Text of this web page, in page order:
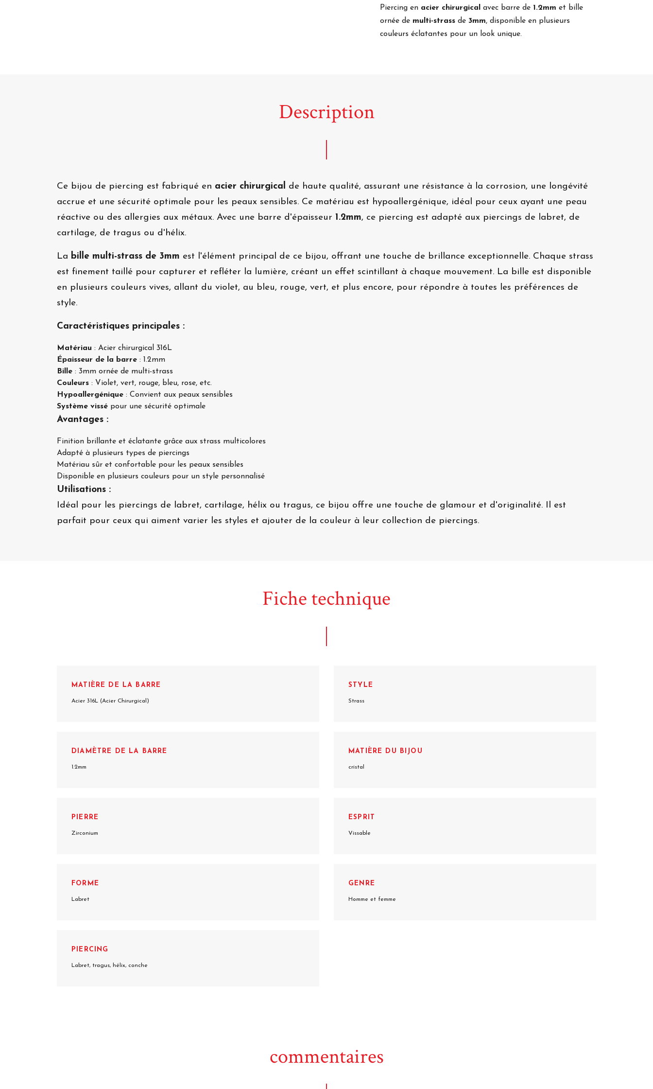
Piercing en acier chirurgical avec barre de 1.2mm et bille
ornée de multi-strass de 3mm, disponible en plusieurs
couleurs éclatantes pour un look unique.
Description
Ce bijou de piercing est fabriqué en acier chirurgical de haute qualité, assurant une résistance à la corrosion, une longévité
accrue et une sécurité optimale pour les peaux sensibles. Ce matériau est hypoallergénique, idéal pour ceux ayant une peau
réactive ou des allergies aux métaux. Avec une barre d'épaisseur 1.2mm, ce piercing est adapté aux piercings de labret, de
cartilage, de tragus ou d'hélix.
La bille multi-strass de 3mm est l'élément principal de ce bijou, offrant une touche de brillance exceptionnelle. Chaque strass
est finement taillé pour capturer et refléter la lumière, créant un effet scintillant à chaque mouvement. La bille est disponible
en plusieurs couleurs vives, allant du violet, au bleu, rouge, vert, et plus encore, pour répondre à toutes les préférences de
style.
Caractéristiques principales :
Matériau : Acier chirurgical 316L
Épaisseur de la barre : 1.2mm
Bille : 3mm ornée de multi-strass
Couleurs : Violet, vert, rouge, bleu, rose, etc.
Hypoallergénique : Convient aux peaux sensibles
Système vissé pour une sécurité optimale
Avantages :
Finition brillante et éclatante grâce aux strass multicolores
Adapté à plusieurs types de piercings
Matériau sûr et confortable pour les peaux sensibles
Disponible en plusieurs couleurs pour un style personnalisé
Utilisations :
Idéal pour les piercings de labret, cartilage, hélix ou tragus, ce bijou offre une touche de glamour et d'originalité. Il est
parfait pour ceux qui aiment varier les styles et ajouter de la couleur à leur collection de piercings.
Fiche technique
MATIÈRE DE LA BARRE
Acier 316L (Acier Chirurgical)
STYLE
Strass
DIAMÈTRE DE LA BARRE
1.2mm
MATIÈRE DU BIJOU
cristal
PIERRE
Zirconium
ESPRIT
Vissable
FORME
Labret
GENRE
Homme et femme
PIERCING
Labret, tragus, hélix, conche
commentaires